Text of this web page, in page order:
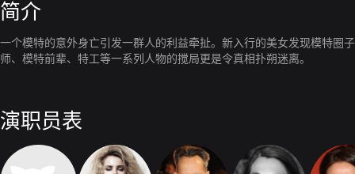
简介
一个模特的意外身亡引发一群人的利益牵扯。新入行的美女发现模特圈
师、模特前辈、特工等一系列人物的搅局更是令真相扑朔迷离。
演职员表